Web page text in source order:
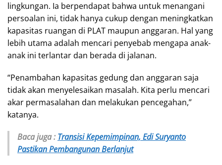
lingkungan. Ia berpendapat bahwa untuk menangani
persoalan ini, tidak hanya cukup dengan meningkatkan
kapasitas ruangan di PLAT maupun anggaran. Hal yang
lebih utama adalah mencari penyebab mengapa anak-
anak ini terlantar dan berada di jalanan.
“Penambahan kapasitas gedung dan anggaran saja
tidak akan menyelesaikan masalah. Kita perlu mencari
akar permasalahan dan melakukan pencegahan,”
katanya.
Baca juga : Transisi Kepemimpinan, Edi Suryanto
Pastikan Pembangunan Berlanjut